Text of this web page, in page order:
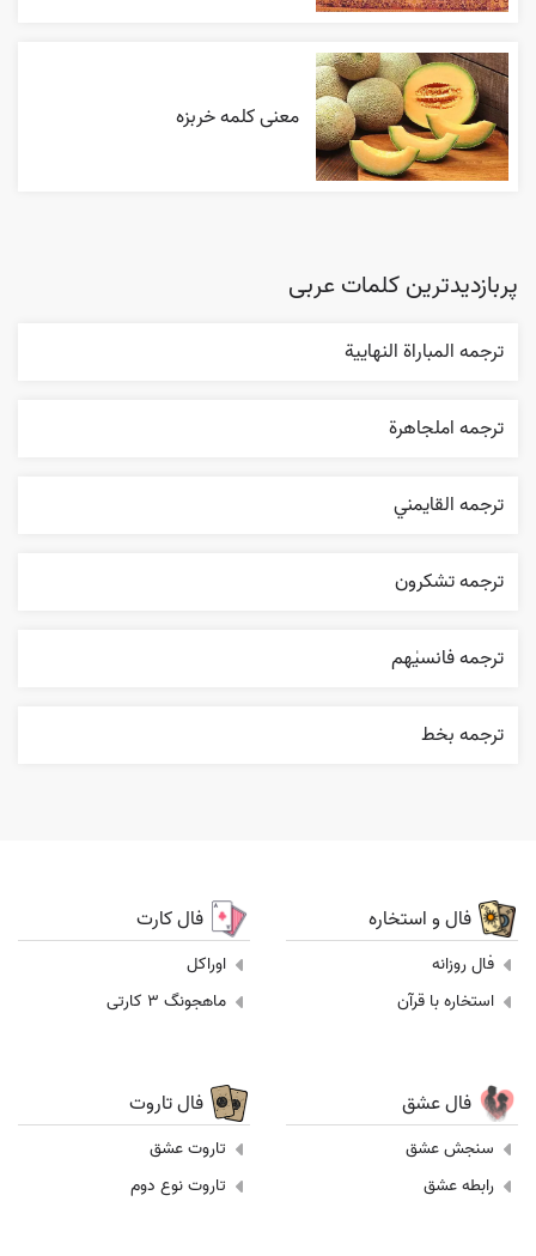
معنی کلمه خربزه
پربازدیدترین کلمات عربی
ترجمه المباراة النهایية
ترجمه املجاهرة
ترجمه القایمني
ترجمه تشکرون
ترجمه فانسیٰهم
ترجمه بخط
فال و استخاره
فال روزانه
استخاره با قرآن
فال کارت
اوراکل
ماهجونگ 3 کارتی
فال عشق
سنجش عشق
رابطه عشق
فال تاروت
تاروت عشق
تاروت نوع دوم